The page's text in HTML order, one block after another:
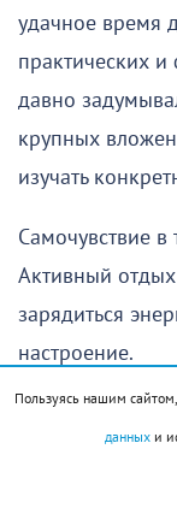
удачное время
практических
давно
крупных
изучать
Самочувствие
Активный
зарядиться
настроение.
Стрелец (22
Пользуясь нашим
данныхи